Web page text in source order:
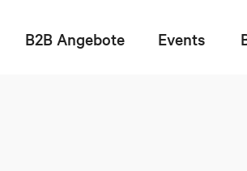
B2B Angebote Events